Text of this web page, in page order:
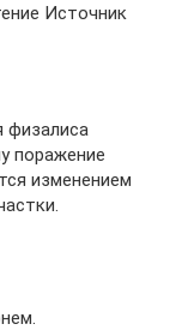
Источник
физалиса
поражение
изменением